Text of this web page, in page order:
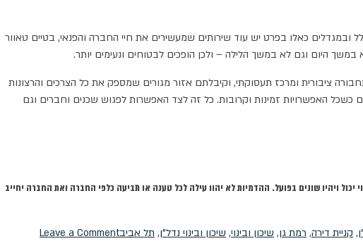
ובמגדלים כאלו בפרט יש עוד שירותים שמעשירים את חיי החברה והפנאי, בטיים טאוור
היום וגם לא במשך הלילה – ולכן הופכים לבטוחים ונעימים יותר.
ציבורית ומרכז תעסוקתי, וקיבלתם אזור מגורים שמספק את כל הצרכים והרצונות
כשכל האפשרויות זמינות וקרובות. כל זה לצד האפשרות לפגוש שכנים וחברים וגם
ויהיו שונים בפועל. ההדמיות לא יהוו עילה לכל טענה או תביעה כלפי החברה ואת החברה יחייב
, קניית דירה, רמת גן, שיכון ובינוי, שיכון ובינוי נדל"ן, תל אביבLeave a Comment
on